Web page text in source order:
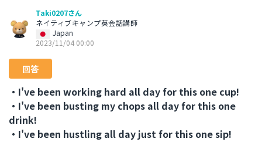
Taki0207さん
ネイティブキャンプ英会話講師
Japan
2023/11/04 00:00
回答
・I've been working hard all day for this one cup!
・I've been busting my chops all day for this one
drink!
・I've been hustling all day just for this one sip!